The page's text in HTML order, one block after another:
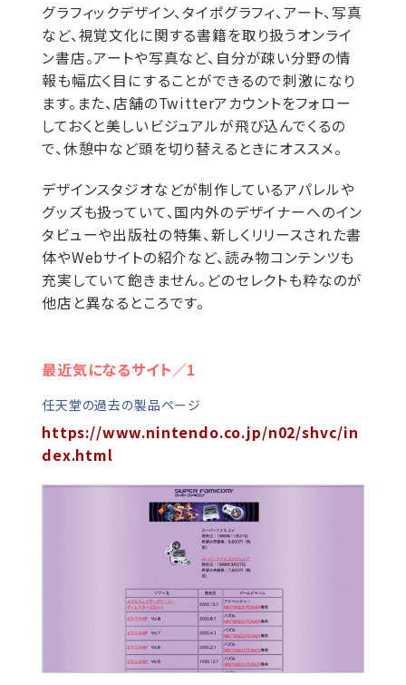
グラフィックデザイン、タイポグラフィ、アート、写真
など、視覚文化に関する書籍を取り扱うオンライ
ン書店。アートや写真など、自分が疎い分野の情
報も幅広く目にすることができるので刺激になり
ます。また、店舗のTwitterアカウントをフォロー
しておくと美しいビジュアルが飛び込んでくるの
で、休憩中など頭を切り替えるときにオススメ。
デザインスタジオなどが制作しているアパレルや
グッズも扱っていて、国内外のデザイナーへのイン
タビューや出版社の特集、新しくリリースされた書
体やWebサイトの紹介など、読み物コンテンツも
充実していて飽きません。どのセレクトも粋なのが
他店と異なるところです。
最近気になるサイト／1
任天堂の過去の製品ページ
https://www.nintendo.co.jp/n02/shvc/in
dex.html